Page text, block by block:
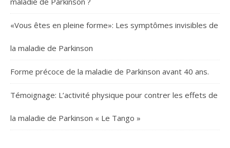
«Vous êtes en pleine forme»: Les symptômes invisibles de
la maladie de Parkinson
Forme précoce de la maladie de Parkinson avant 40 ans.
Témoignage: L’activité physique pour contrer les effets de
la maladie de Parkinson « Le Tango »